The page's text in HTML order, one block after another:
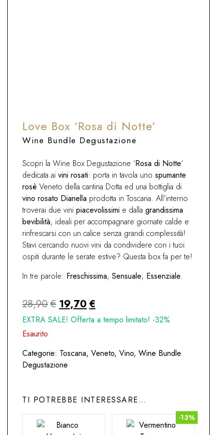
Love Box ‘Rosa di Notte’
Wine Bundle Degustazione
Scopri la Wine Box Degustazione ‘Rosa di Notte‘
dedicata ai vini rosati: porta in tavola uno spumante
rosè Veneto della cantina Dotta ed una bottiglia di
vino rosato Dianella prodotta in Toscana. All’interno
troverai due vini piacevolissimi e dalla grandissima
bevibilità, ideali per accompagnare giornate calde e
rinfrescarsi con un calice senza grandi complessità!
Stavi cercando nuovi vini da condividere con i tuoi
ospiti durante le serate estive? Questa box fa per te!
In tre parole: Freschissima, Sensuale, Essenziale.
28,90€ Il
prezzo
era:
28,90€.
19,70 €
prezzo
è:
EXTRA SALE! Offerta a tempo limitato! -32%
Esaurito
Categorie: Toscana, Veneto, Vino, Wine Bundle
Degustazione
TI POTREBBE INTERESSARE…
-13%